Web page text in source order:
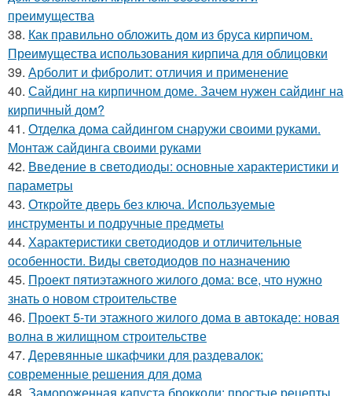
преимущества
38. Как правильно обложить дом из бруса кирпичом.
Преимущества использования кирпича для облицовки
39. Арболит и фибролит: отличия и применение
40. Сайдинг на кирпичном доме. Зачем нужен сайдинг на
кирпичный дом?
41. Отделка дома сайдингом снаружи своими руками.
Монтаж сайдинга своими руками
42. Введение в светодиоды: основные характеристики и
параметры
43. Откройте дверь без ключа. Используемые
инструменты и подручные предметы
44. Характеристики светодиодов и отличительные
особенности. Виды светодиодов по назначению
45. Проект пятиэтажного жилого дома: все, что нужно
знать о новом строительстве
46. Проект 5-ти этажного жилого дома в автокаде: новая
волна в жилищном строительстве
47. Деревянные шкафчики для раздевалок:
современные решения для дома